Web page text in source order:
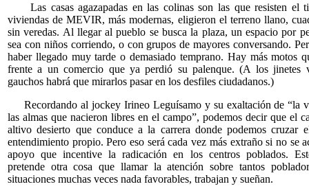
Las casas agazapadas en las colinas son las que resisten el
viviendas de MEVIR, más modernas, eligieron el terreno llano,
sin veredas. Al llegar al pueblo se busca la plaza, un espacio por
sea con niños corriendo, o con grupos de mayores conversando.
haber llegado muy tarde o demasiado temprano. Hay más motos
frente a un comercio que ya perdió su palenque. (A los jinetes
gauchos habrá que mirarlos pasar en los desfiles ciudadanos.)
Recordando al jockey Irineo Leguísamo y su exaltación de “la
las almas que nacieron libres en el campo”, podemos decir que el
altivo desierto que conduce a la carrera donde podemos cruzar
entendimiento propio. Pero eso será cada vez más extraño si no se
apoyo que incentive la radicación en los centros poblados.
pretende otra cosa que llamar la atención sobre tantos
situaciones muchas veces nada favorables, trabajan y sueñan.